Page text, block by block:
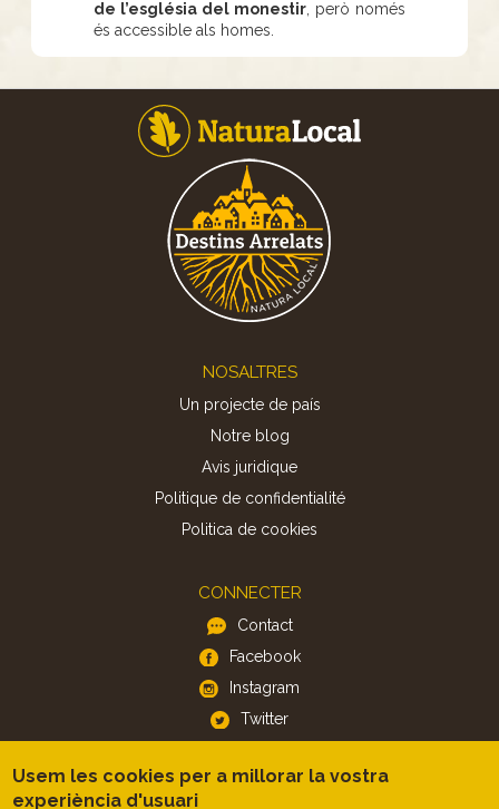
de l’església del monestir , però només
és accessible als homes.
NOSALTRES
Un projecte de país
Notre blog
Avis juridique
Politique de confidentialité
Politica de cookies
CONNECTER
Contact
Facebook
Instagram
Twitter
APP
Usem les cookies per a millorar la vostra
experiència d'usuari